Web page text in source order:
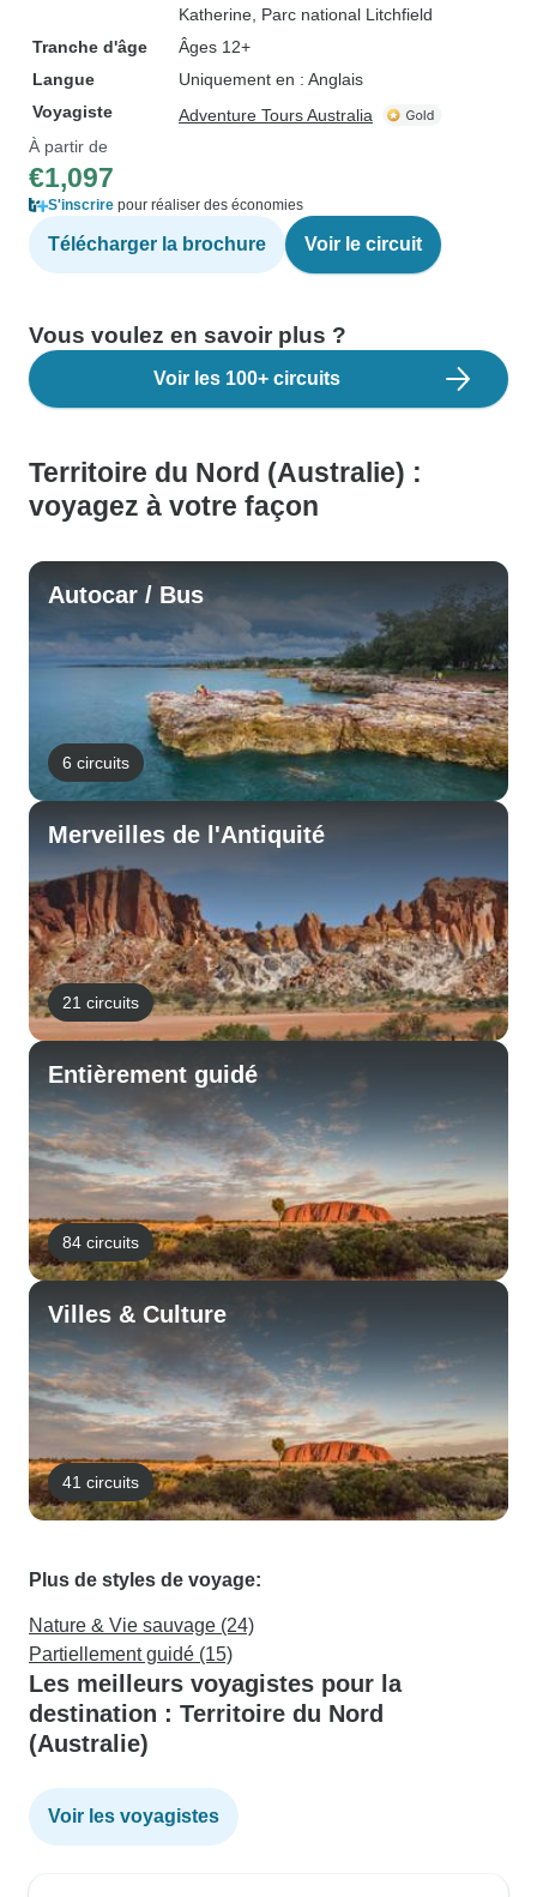
Katherine , Parc national Litchfield
Tranche d'âge
Âges 12+
Langue
Uniquement en : Anglais
Voyagiste
Adventure Tours Australia
À partir de
€1,097
S'inscrire pour réaliser des économies
Télécharger la brochure Voir le circuit
Vous voulez en savoir plus ?
Voir les 100+ circuits
Territoire du Nord (Australie) :
voyagez à votre façon
Autocar / Bus
6 circuits
Merveilles de l'Antiquité
21 circuits
Entièrement guidé
84 circuits
Villes & Culture
41 circuits
Plus de styles de voyage:
Nature & Vie sauvage (24)
Partiellement guidé (15)
Les meilleurs voyagistes pour la
destination : Territoire du Nord
(Australie)
Voir les voyagistes